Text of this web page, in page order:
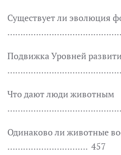
Существует ли эволюция
………………………………………
Подвижка Уровней
Что дают люди животным
Одинаково ли животные
…………………………. 457